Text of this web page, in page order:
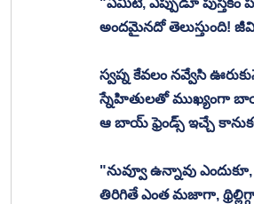
"ఏమిటే, ఎప్పుడూ పుస్తకం
అందమైనదో తెలుస్తుంది!
స్వప్న కేవలం నవ్వేసి
స్నేహితులతో ముఖ్యంగా బాయ్
ఆ బాయ్ ఫ్రెండ్స్ ఇచ్చే
"నువ్వూ ఉన్నావు
తిరిగితే ఎంత మజాగా,